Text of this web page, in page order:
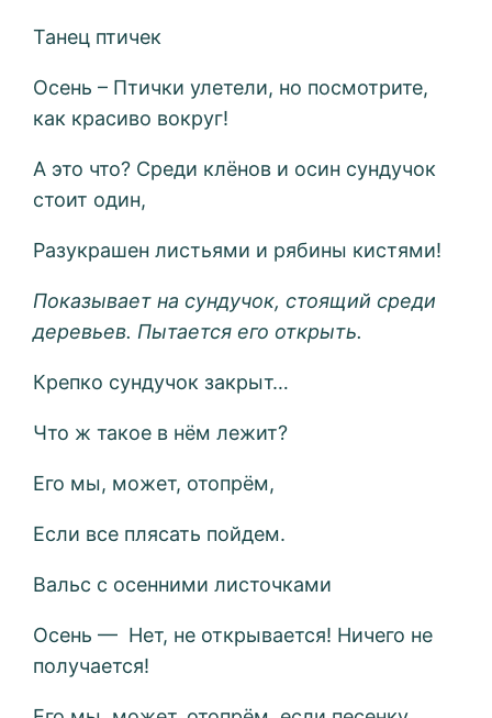
Танец птичек
Осень – Птички улетели, но посмотрите,
как красиво вокруг!
А это что? Среди клёнов и осин сундучок
стоит один,
Разукрашен листьями и рябины кистями!
Показывает на сундучок, стоящий среди
деревьев. Пытается его открыть.
Крепко сундучок закрыт…
Что ж такое в нём лежит?
Его мы, может, отопрём,
Если все плясать пойдем.
Вальс с осенними листочками
Осень — Нет, не открывается! Ничего не
получается!